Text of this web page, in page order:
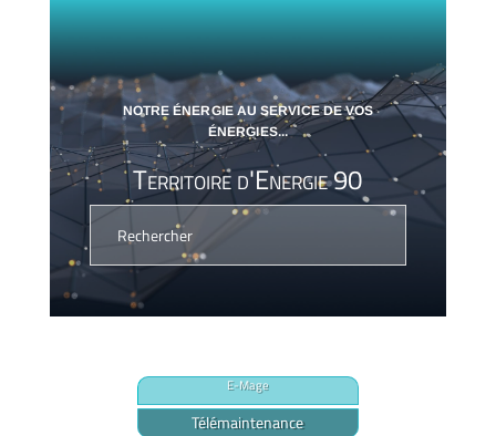
NOTRE ÉNERGIE AU SERVICE DE VOS
ÉNERGIES...
Territoire d'Energie 90
E-Mage
Télémaintenance